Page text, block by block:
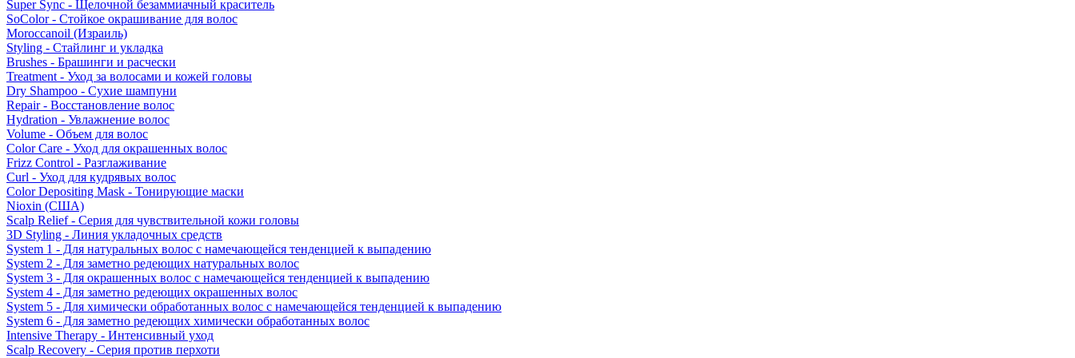
Super Sync - Щелочной безаммиачный краситель
SoColor - Стойкое окрашивание для волос
Moroccanoil (Израиль)
Styling - Стайлинг и укладка
Brushes - Брашинги и расчески
Treatment - Уход за волосами и кожей головы
Dry Shampoo - Сухие шампуни
Repair - Восстановление волос
Hydration - Увлажнение волос
Volume - Объем для волос
Color Care - Уход для окрашенных волос
Frizz Control - Разглаживание
Curl - Уход для кудрявых волос
Color Depositing Mask - Тонирующие маски
Nioxin (США)
Scalp Relief - Серия для чувствительной кожи головы
3D Styling - Линия укладочных средств
System 1 - Для натуральных волос с намечающейся тенденцией к выпадению
System 2 - Для заметно редеющих натуральных волос
System 3 - Для окрашенных волос с намечающейся тенденцией к выпадению
System 4 - Для заметно редеющих окрашенных волос
System 5 - Для химически обработанных волос с намечающейся тенденцией к выпадению
System 6 - Для заметно редеющих химически обработанных волос
Intensive Therapy - Интенсивный уход
Scalp Recovery - Серия против перхоти